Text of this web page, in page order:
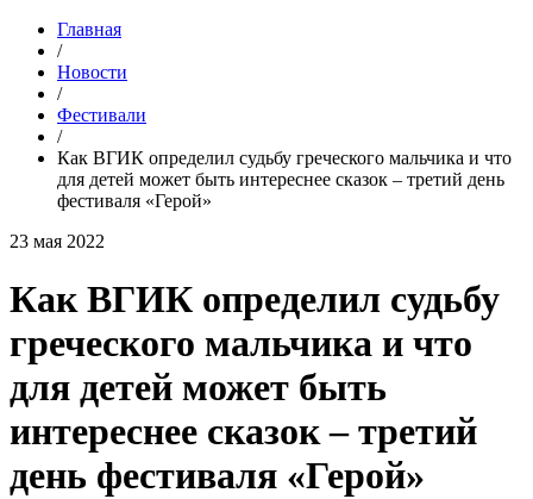
Главная
/
Новости
/
Фестивали
/
Как ВГИК определил судьбу греческого мальчика и что
для детей может быть интереснее сказок – третий день
фестиваля «Герой»
23 мая 2022
Как ВГИК определил судьбу
греческого мальчика и что
для детей может быть
интереснее сказок – третий
день фестиваля «Герой»